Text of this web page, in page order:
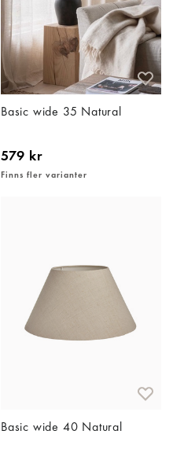
Basic wide 35 Natural
579 kr
Finns fler varianter
Basic wide 40 Natural